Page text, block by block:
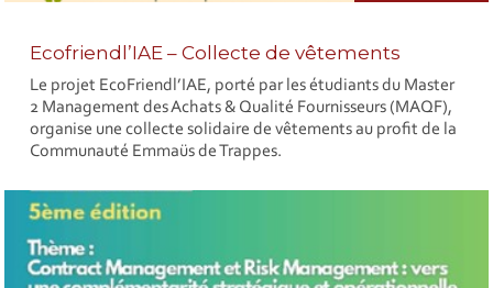
Ecofriendl’IAE – Collecte de vêtements
Le projet EcoFriendl’IAE, porté par les étudiants du Master
2 Management des Achats & Qualité Fournisseurs (MAQF),
organise une collecte solidaire de vêtements au profit de la
Communauté Emmaüs de Trappes.